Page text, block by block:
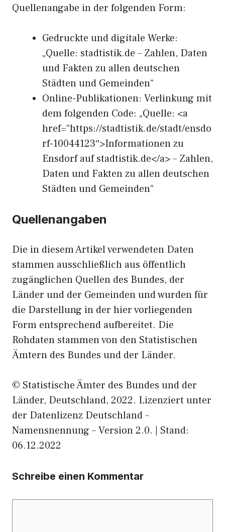
Quellenangabe in der folgenden Form:
Gedruckte und digitale Werke:
„Quelle: stadtistik.de – Zahlen, Daten
und Fakten zu allen deutschen
Städten und Gemeinden“
Online-Publikationen: Verlinkung mit
dem folgenden Code: „Quelle: <a
href=“https://stadtistik.de/stadt/ensdo
rf-10044123″>Informationen zu
Ensdorf auf stadtistik.de</a> – Zahlen,
Daten und Fakten zu allen deutschen
Städten und Gemeinden“
Quellenangaben
Die in diesem Artikel verwendeten Daten
stammen ausschließlich aus öffentlich
zugänglichen Quellen des Bundes, der
Länder und der Gemeinden und wurden für
die Darstellung in der hier vorliegenden
Form entsprechend aufbereitet. Die
Rohdaten stammen von den Statistischen
Ämtern des Bundes und der Länder.
© Statistische Ämter des Bundes und der
Länder, Deutschland, 2022. Lizenziert unter
der Datenlizenz Deutschland –
Namensnennung – Version 2.0. | Stand:
06.12.2022
Schreibe einen Kommentar